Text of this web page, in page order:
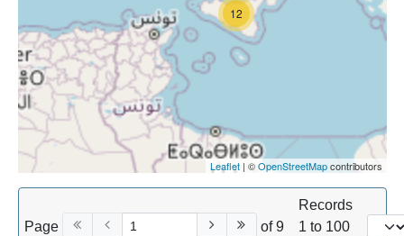
12
Leaflet| ©OpenStreetMapcontributors
Page of 9
Records
1 to 100